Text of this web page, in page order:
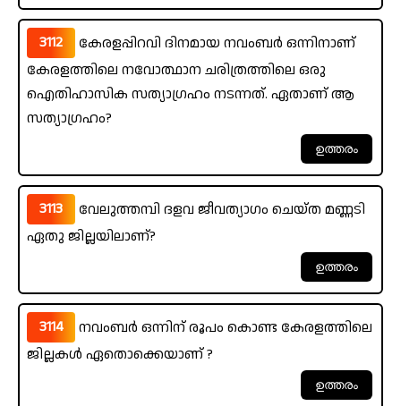
3112
കേരളപ്പിറവി ദിനമായ നവംബർ ഒന്നിനാണ്
കേരളത്തിലെ നവോത്ഥാന ചരിത്രത്തിലെ ഒരു
ഐതിഹാസിക സത്യാഗ്രഹം നടന്നത്. ഏതാണ് ആ
സത്യാഗ്രഹം?
3113
വേലുത്തമ്പി ദളവ ജീവത്യാഗം ചെയ്ത മണ്ണടി
ഏതു ജില്ലയിലാണ്?
3114
നവംബർ ഒന്നിന് രൂപം കൊണ്ട കേരളത്തിലെ
ജില്ലകൾ ഏതൊക്കെയാണ് ?